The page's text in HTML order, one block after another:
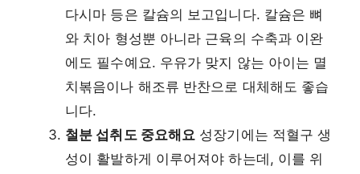
다시마 등은 칼슘의 보고입니다. 칼슘은 뼈
와 치아 형성뿐 아니라 근육의 수축과 이완
에도 필수예요. 우유가 맞지 않는 아이는 멸
치볶음이나 해조류 반찬으로 대체해도 좋습
니다.
철분 섭취도 중요해요 성장기에는 적혈구 생
성이 활발하게 이루어져야 하는데, 이를 위